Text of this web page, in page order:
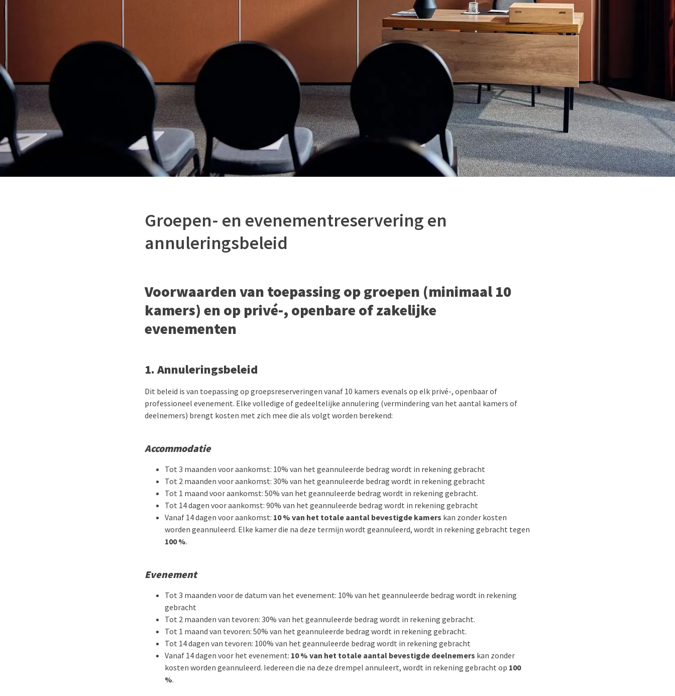
Groepen- en evenementreservering en
annuleringsbeleid
Voorwaarden van toepassing op groepen (minimaal 10
kamers) en op privé-, openbare of zakelijke
evenementen
1. Annuleringsbeleid
Dit beleid is van toepassing op groepsreserveringen vanaf 10 kamers evenals op elk privé-, openbaar of
professioneel evenement. Elke volledige of gedeeltelijke annulering (vermindering van het aantal kamers of
deelnemers) brengt kosten met zich mee die als volgt worden berekend:
Accommodatie
Tot 3 maanden voor aankomst: 10% van het geannuleerde bedrag wordt in rekening gebracht
Tot 2 maanden voor aankomst: 30% van het geannuleerde bedrag wordt in rekening gebracht
Tot 1 maand voor aankomst: 50% van het geannuleerde bedrag wordt in rekening gebracht.
Tot 14 dagen voor aankomst: 90% van het geannuleerde bedrag wordt in rekening gebracht
Vanaf 14 dagen voor aankomst: 10 % van het totale aantal bevestigde kamers kan zonder kosten
worden geannuleerd. Elke kamer die na deze termijn wordt geannuleerd, wordt in rekening gebracht tegen
100 %.
Evenement
Tot 3 maanden voor de datum van het evenement: 10% van het geannuleerde bedrag wordt in rekening
gebracht
Tot 2 maanden van tevoren: 30% van het geannuleerde bedrag wordt in rekening gebracht.
Tot 1 maand van tevoren: 50% van het geannuleerde bedrag wordt in rekening gebracht.
Tot 14 dagen van tevoren: 100% van het geannuleerde bedrag wordt in rekening gebracht
Vanaf 14 dagen voor het evenement: 10 % van het totale aantal bevestigde deelnemers kan zonder
kosten worden geannuleerd. Iedereen die na deze drempel annuleert, wordt in rekening gebracht op 100
%.